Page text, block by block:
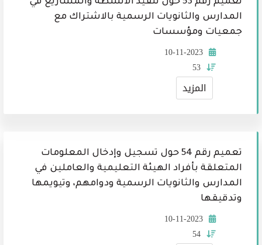
تعميم رقم 53 حول تنفيذ الأنشطة والمشاريع في
المدارس والثانويات الرسمية بالاشتراك مع
جمعيات ومؤسسات
10-11-2023
53
المزيد
تعميم رقم 54 حول تسجيل وإدخال المعلومات
المتعلقة بأفراد الهيئة التعليمية والعاملين في
المدارس والثانويات الرسمية ودوامهم، وتيويمها
وتدقيقها
10-11-2023
54